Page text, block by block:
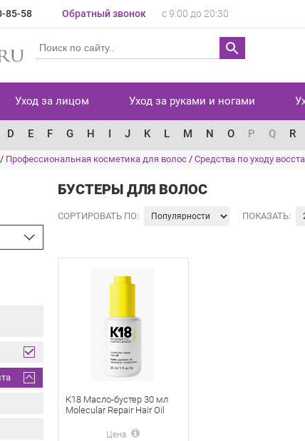
85-58 Обратный звонок с 9:00 до 20:30
Уход за лицом Уход за руками и ногами
D E F G H I J K L M N O P Q R
/ Профессиональная косметика для волос / Средства по уходу
БУСТЕРЫ ДЛЯ ВОЛОС
СОРТИРОВАТЬ ПО: ПОКАЗАТЬ:
К18 Масло-бустер 30 мл
Molecular Repair Hair Oil
восстановления волос
Цена